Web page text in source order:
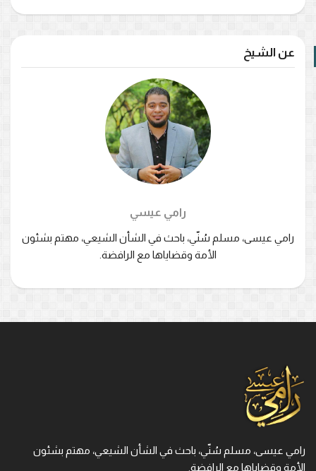
عن الشيخ
رامي عيسي
رامي عيسى، مسلم سُنّي، باحث في الشأن الشيعي، مهتم بشئون
الأمة وقضاياها مع الرافضة.
رامي عيسى، مسلم سُنّي، باحث في الشأن الشيعي، مهتم بشئون
الأمة وقضاياها مع الرافضة.